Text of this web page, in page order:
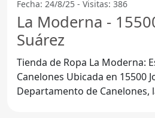
Fecha: 24/8/25 - Visitas: 386
La Moderna -
Suárez
Tienda de Ropa La Moderna:
Canelones Ubicada en 15500 Joaquín Suárez,
Departamento de Canelones,